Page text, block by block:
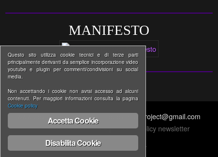
MANIFESTO
www.devianceproject.com | thedevianceproject@gmail.com
Informativa estesa cookie|Privacy Policy newsletter
↑ BACK TO THE TOP ↑
Questo sito utilizza cookie tecnici e di terze parti
principalmente derivanti da semplice incorporazione video
youtube e plugin per commenti/condivisioni su social
media.
Non accettando i cookie non avrai accesso ad alcuni
contenuti. Per maggiori informazioni consulta la pagina
Cookie policy
Accetta Cookie
Disabilita Cookie